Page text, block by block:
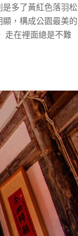
多了黃紅色落羽松
，構成公園最美的
走在裡面總是不難